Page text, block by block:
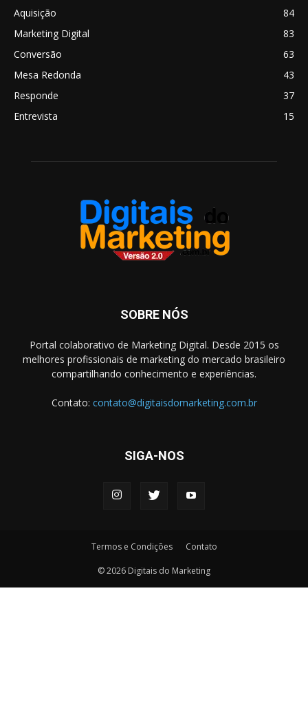
Aquisição
84
Marketing Digital
83
Conversão
63
Mesa Redonda
43
Responde
37
Entrevista
15
SOBRE NÓS
Portal colaborativo de Marketing Digital. Desde 2015 os
melhores profissionais de marketing do mercado brasileiro
compartilhando conhecimento e experiências.
Contato: contato@digitaisdomarketing.com.br
SIGA-NOS
Termos e Condições Contato
© 2026 Digitais do Marketing